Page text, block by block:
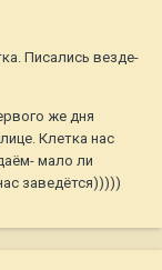
Писались везде-
же дня
Клетка нас
мало ли
заведётся)))))